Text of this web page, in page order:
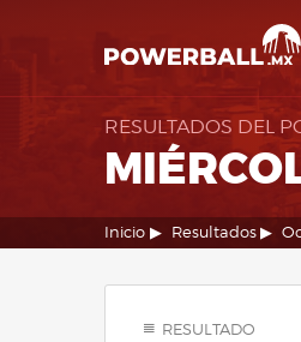
RESULTADOS DEL
Inicio Resultados
RESULTADO